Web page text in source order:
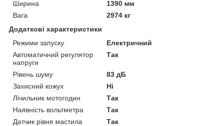
Ширина
1390 мм
Вага
2974 кг
Додаткові характеристики
Режими запуску
Електричний
Автоматичний регулятор
напруги
Так
Рівень шуму
83 дБ
Захисний кожух
Ні
Лічильник мотогодин
Так
Наявність вольтметра
Так
Датчик рівня мастила
Так